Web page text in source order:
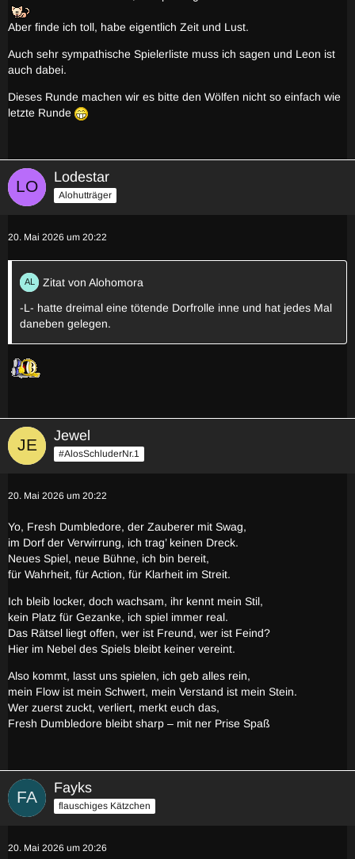
Aber finde ich toll, habe eigentlich Zeit und Lust.
Auch sehr sympathische Spielerliste muss ich sagen und Leon ist
auch dabei.
Dieses Runde machen wir es bitte den Wölfen nicht so einfach wie
letzte Runde
Lodestar
Alohutträger
20. Mai 2026 um 20:22
Zitat von Alohomora
-L- hatte dreimal eine tötende Dorfrolle inne und hat jedes Mal
daneben gelegen.
Jewel
#AlosSchluderNr.1
20. Mai 2026 um 20:22
Yo, Fresh Dumbledore, der Zauberer mit Swag,
im Dorf der Verwirrung, ich trag’ keinen Dreck.
Neues Spiel, neue Bühne, ich bin bereit,
für Wahrheit, für Action, für Klarheit im Streit.
Ich bleib locker, doch wachsam, ihr kennt mein Stil,
kein Platz für Gezanke, ich spiel immer real.
Das Rätsel liegt offen, wer ist Freund, wer ist Feind?
Hier im Nebel des Spiels bleibt keiner vereint.
Also kommt, lasst uns spielen, ich geb alles rein,
mein Flow ist mein Schwert, mein Verstand ist mein Stein.
Wer zuerst zuckt, verliert, merkt euch das,
Fresh Dumbledore bleibt sharp – mit ner Prise Spaß
Fayks
flauschiges Kätzchen
20. Mai 2026 um 20:26